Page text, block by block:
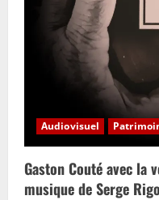
Audiovisuel
Gaston Couté avec la
musique de Serge